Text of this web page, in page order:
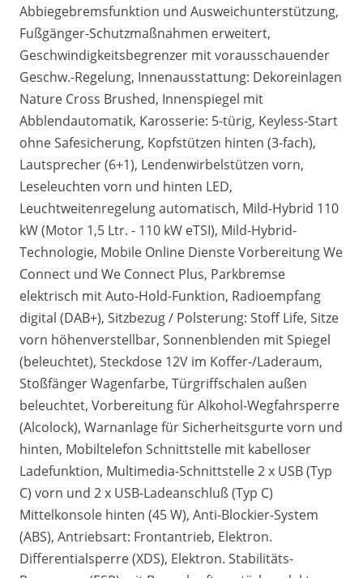
Abbiegebremsfunktion und Ausweichunterstützung,
Fußgänger-Schutzmaßnahmen erweitert,
Geschwindigkeitsbegrenzer mit vorausschauender
Geschw.-Regelung, Innenausstattung: Dekoreinlagen
Nature Cross Brushed, Innenspiegel mit
Abblendautomatik, Karosserie: 5-türig, Keyless-Start
ohne Safesicherung, Kopfstützen hinten (3-fach),
Lautsprecher (6+1), Lendenwirbelstützen vorn,
Leseleuchten vorn und hinten LED,
Leuchtweitenregelung automatisch, Mild-Hybrid 110
kW (Motor 1,5 Ltr. - 110 kW eTSI), Mild-Hybrid-
Technologie, Mobile Online Dienste Vorbereitung We
Connect und We Connect Plus, Parkbremse
elektrisch mit Auto-Hold-Funktion, Radioempfang
digital (DAB+), Sitzbezug / Polsterung: Stoff Life, Sitze
vorn höhenverstellbar, Sonnenblenden mit Spiegel
(beleuchtet), Steckdose 12V im Koffer-/Laderaum,
Stoßfänger Wagenfarbe, Türgriffschalen außen
beleuchtet, Vorbereitung für Alkohol-Wegfahrsperre
(Alcolock), Warnanlage für Sicherheitsgurte vorn und
hinten, Mobiltelefon Schnittstelle mit kabelloser
Ladefunktion, Multimedia-Schnittstelle 2 x USB (Typ
C) vorn und 2 x USB-Ladeanschluß (Typ C)
Mittelkonsole hinten (45 W), Anti-Blockier-System
(ABS), Antriebsart: Frontantrieb, Elektron.
Differentialsperre (XDS), Elektron. Stabilitäts-